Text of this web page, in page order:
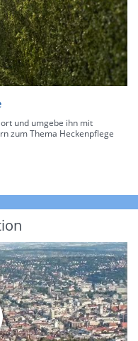
und umgebe ihn mit
zum Thema Heckenpflege